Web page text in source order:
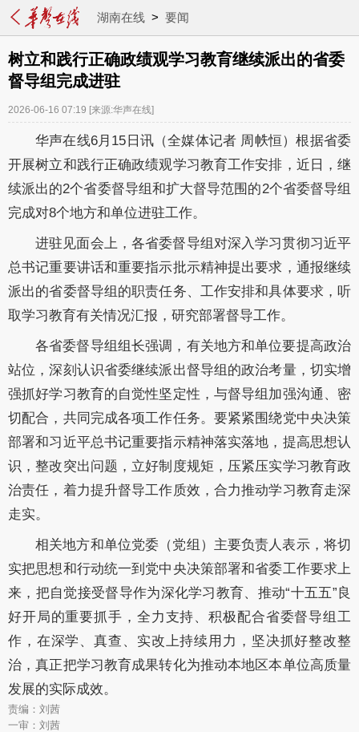
湖南在线> 要闻
树立和践行正确政绩观学习教育继续派出的省委
督导组完成进驻
2026-06-16 07:19 [来源:华声在线]
华声在线6月15日讯（全媒体记者 周帙恒）根据省委
开展树立和践行正确政绩观学习教育工作安排，近日，继
续派出的2个省委督导组和扩大督导范围的2个省委督导组
完成对8个地方和单位进驻工作。
进驻见面会上，各省委督导组对深入学习贯彻习近平
总书记重要讲话和重要指示批示精神提出要求，通报继续
派出的省委督导组的职责任务、工作安排和具体要求，听
取学习教育有关情况汇报，研究部署督导工作。
各省委督导组组长强调，有关地方和单位要提高政治
站位，深刻认识省委继续派出督导组的政治考量，切实增
强抓好学习教育的自觉性坚定性，与督导组加强沟通、密
切配合，共同完成各项工作任务。要紧紧围绕党中央决策
部署和习近平总书记重要指示精神落实落地，提高思想认
识，整改突出问题，立好制度规矩，压紧压实学习教育政
治责任，着力提升督导工作质效，合力推动学习教育走深
走实。
相关地方和单位党委（党组）主要负责人表示，将切
实把思想和行动统一到党中央决策部署和省委工作要求上
来，把自觉接受督导作为深化学习教育、推动“十五五”良
好开局的重要抓手，全力支持、积极配合省委督导组工
作，在深学、真查、实改上持续用力，坚决抓好整改整
治，真正把学习教育成果转化为推动本地区本单位高质量
发展的实际成效。
责编：刘茜
一审：刘茜